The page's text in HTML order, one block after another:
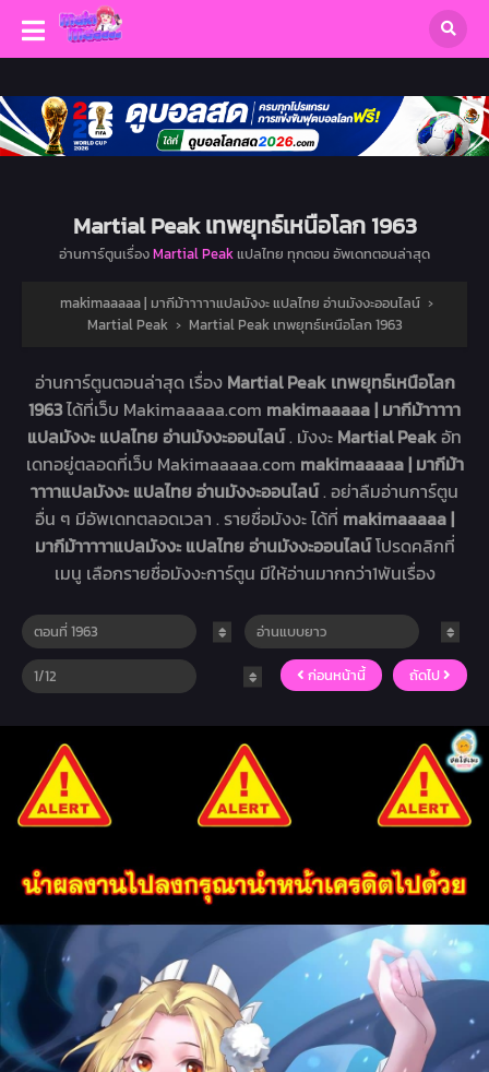
Martial Peak เทพยุทธ์เหนือโลก 1963
อ่านการ์ตูนเรื่องMartial Peakแปลไทย ทุกตอน อัพเดทตอนล่าสุด
makimaaaaa | มากีม้าาาาาแปลมังงะ แปลไทย อ่านมังงะออนไลน์ ›
Martial Peak › Martial Peak เทพยุทธ์เหนือโลก 1963
อ่านการ์ตูนตอนล่าสุด เรื่อง Martial Peak เทพยุทธ์เหนือโลก
1963ได้ที่เว็บ Makimaaaaa.com makimaaaaa | มากีม้าาาาา
แปลมังงะ แปลไทย อ่านมังงะออนไลน์. มังงะ Martial Peakอัท
เดทอยู่ตลอดที่เว็บ Makimaaaaa.com makimaaaaa | มากีม้า
าาาาแปลมังงะ แปลไทย อ่านมังงะออนไลน์. อย่าลืมอ่านการ์ตูน
อื่น ๆ มีอัพเดทตลอดเวลา . รายชื่อมังงะ ได้ที่ makimaaaaa |
มากีม้าาาาาแปลมังงะ แปลไทย อ่านมังงะออนไลน์โปรดคลิกที่
เมนู เลือกรายชื่อมังงะการ์ตูน มีให้อ่านมากกว่า1พันเรื่อง
ก่อนหน้านี้ ถัดไป